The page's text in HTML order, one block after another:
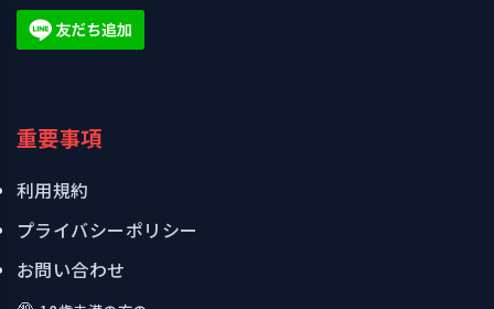
重要事項
利用規約
プライバシーポリシー
お問い合わせ